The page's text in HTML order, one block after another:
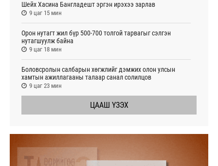
Шейх Хасина Бангладешт эргэн ирэхээ зарлав
9 цаг 15 мин
Орон нутагт жил бүр 500-700 толгой тарвагыг сэлгэн
нутагшуулж байна
9 цаг 18 мин
Боловсролын салбарын хөгжлийг дэмжих олон улсын
хамтын ажиллагааны талаар санал солилцов
9 цаг 23 мин
ЦААШ ҮЗЭХ